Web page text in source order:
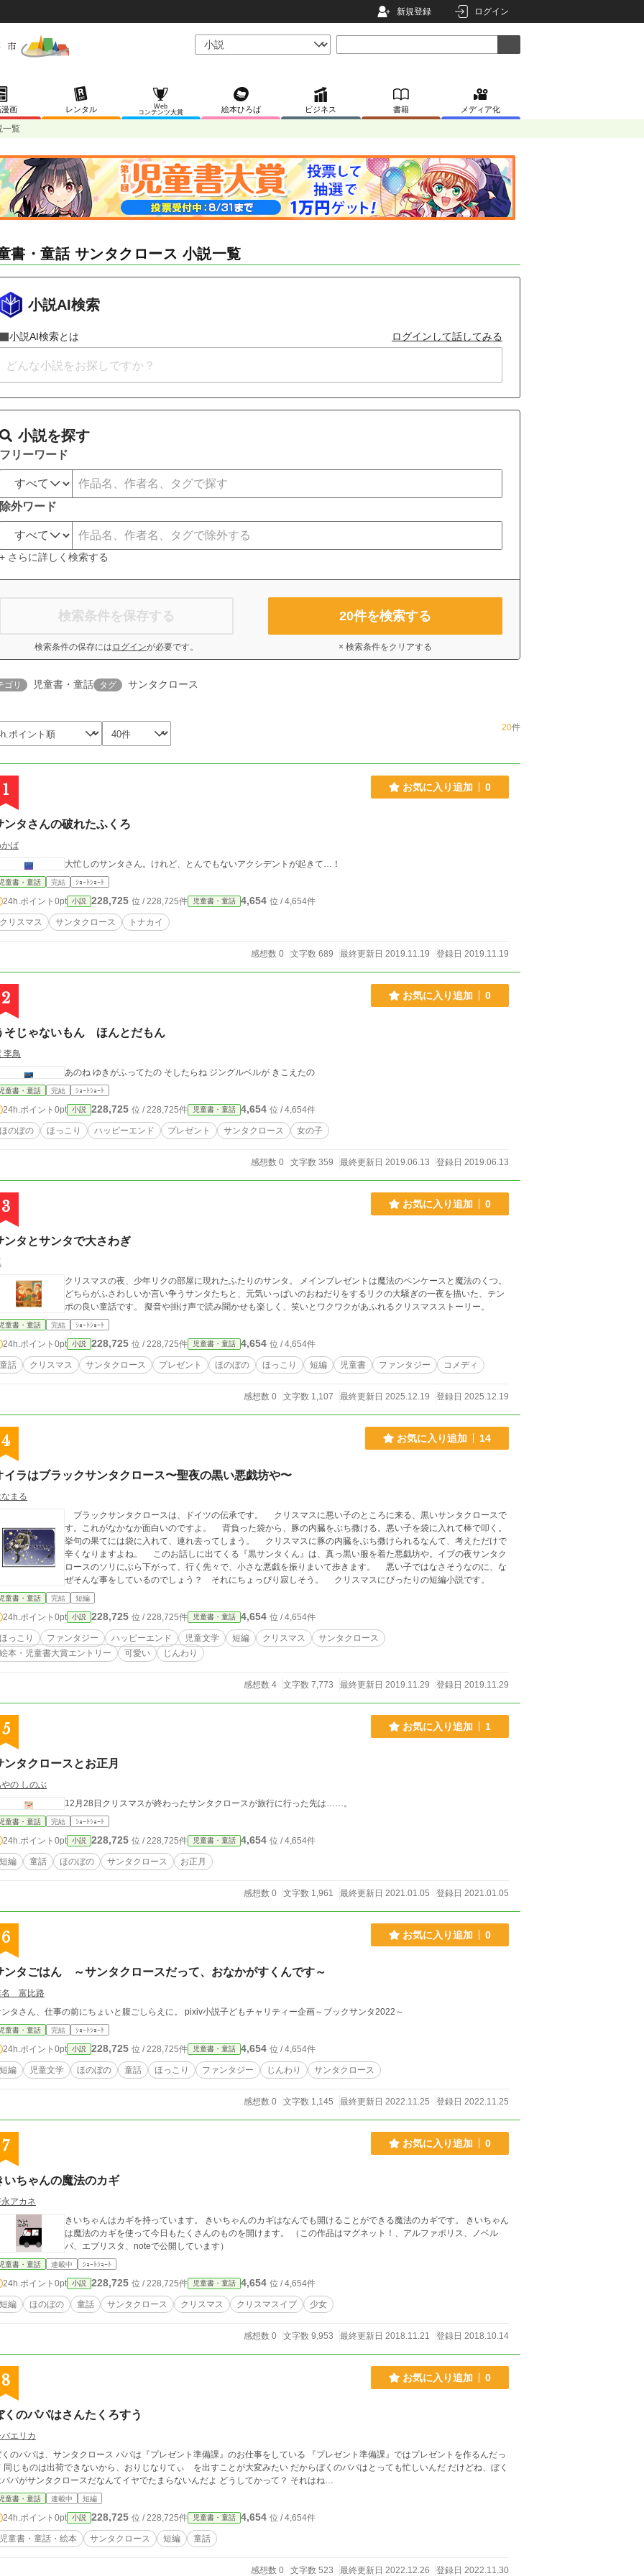
新規登録 ログイン
画 レンタル
Web
コンテンツ大賞
絵本ひろば ビジネス 書籍 メディア化
一覧
書・童話 サンタクロース 小説一覧
小説AI検索
小説AI検索とは ログインして話してみる
小説を探す
フリーワード
除外ワード
+ さらに詳しく検索する
検索条件を保存する
検索条件の保存には ログインが必要です。
20件を検索する
× 検索条件をクリアする
ゴリ 児童書・童話 タグ サンタクロース
20件
1 お気に入り追加 0
ンタさんの破れたふくろ
ば
大忙しのサンタさん。けれど、とんでもないアクシデントが起きて…！
童書・童話 完結 ｼｮｰﾄｼｮｰﾄ
24h.ポイント 0pt 小説 228,725 位 / 228,725件 児童書・童話 4,654 位 / 4,654件
クリスマス サンタクロース トナカイ
感想数 0 文字数 689 最終更新日 2019.11.19 登録日 2019.11.19
2 お気に入り追加 0
そじゃないもん ほんとだもん
李鳥
あのね ゆきがふってたの そしたらね ジングルベルが きこえたの
童書・童話 完結 ｼｮｰﾄｼｮｰﾄ
24h.ポイント 0pt 小説 228,725 位 / 228,725件 児童書・童話 4,654 位 / 4,654件
ほのぼの ほっこり ハッピーエンド プレゼント サンタクロース 女の子
感想数 0 文字数 359 最終更新日 2019.06.13 登録日 2019.06.13
3 お気に入り追加 0
ンタとサンタで大さわぎ
クリスマスの夜、少年リクの部屋に現れたふたりのサンタ。 メインプレゼントは魔法のペンケースと魔法のくつ。
どちらがふさわしいか言い争うサンタたちと、元気いっぱいのおねだりをするリクの大騒ぎの一夜を描いた、テン
ポの良い童話です。 擬音や掛け声で読み聞かせも楽しく、笑いとワクワクがあふれるクリスマスストーリー。
童書・童話 完結 ｼｮｰﾄｼｮｰﾄ
24h.ポイント 0pt 小説 228,725 位 / 228,725件 児童書・童話 4,654 位 / 4,654件
童話 クリスマス サンタクロース プレゼント ほのぼの ほっこり 短編 児童書 ファンタジー コメディ
感想数 0 文字数 1,107 最終更新日 2025.12.19 登録日 2025.12.19
4 お気に入り追加 14
イラはブラックサンタクロース〜聖夜の黒い悪戯坊や〜
まる
ブラックサンタクロースは、ドイツの伝承です。 クリスマスに悪い子のところに来る、黒いサンタクロースで
す。これがなかなか面白いのですよ。 背負った袋から、豚の内臓をぶち撒ける。悪い子を袋に入れて棒で叩く。
挙句の果てには袋に入れて、連れ去ってしまう。 クリスマスに豚の内臓をぶち撒けられるなんて、考えただけで
辛くなりますよね。 このお話しに出てくる『黒サンタくん』は、真っ黒い服を着た悪戯坊や。イブの夜サンタク
ロースのソリにぶら下がって、行く先々で、小さな悪戯を振りまいて歩きます。 悪い子ではなさそうなのに、な
ぜそんな事をしているのでしょう？ それにちょっぴり寂しそう。 クリスマスにぴったりの短編小説です。
童書・童話 完結 短編
24h.ポイント 0pt 小説 228,725 位 / 228,725件 児童書・童話 4,654 位 / 4,654件
ほっこり ファンタジー ハッピーエンド 児童文学 短編 クリスマス
サンタクロース
絵本・児童書大賞エントリー
可愛い じんわり
感想数 4 文字数 7,773 最終更新日 2019.11.29 登録日 2019.11.29
5 お気に入り追加 1
ンタクロースとお正月
の しのぶ
12月28日クリスマスが終わったサンタクロースが旅行に行った先は……。
童書・童話 完結 ｼｮｰﾄｼｮｰﾄ
24h.ポイント 0pt 小説 228,725 位 / 228,725件 児童書・童話 4,654 位 / 4,654件
短編 童話 ほのぼの サンタクロース お正月
感想数 0 文字数 1,961 最終更新日 2021.01.05 登録日 2021.01.05
6 お気に入り追加 0
ンタごはん ～サンタクロースだって、おなかがすくんです～
名 富比路
サンタさん、仕事の前にちょいと腹ごしらえに。 pixiv小説子どもチャリティー企画～ブックサンタ2022～
童書・童話 完結 ｼｮｰﾄｼｮｰﾄ
24h.ポイント 0pt 小説 228,725 位 / 228,725件 児童書・童話 4,654 位 / 4,654件
短編 児童文学 ほのぼの 童話 ほっこり ファンタジー じんわり サンタクロース
感想数 0 文字数 1,145 最終更新日 2022.11.25 登録日 2022.11.25
7 お気に入り追加 0
いちゃんの魔法のカギ
アカネ
きいちゃんはカギを持っています。 きいちゃんのカギはなんでも開けることができる魔法のカギです。 きいちゃん
は魔法のカギを使って今日もたくさんのものを開けます。 （この作品はマグネット！、アルファポリス、ノベル
バ、エブリスタ、noteで公開しています）
童書・童話 連載中 ｼｮｰﾄｼｮｰﾄ
24h.ポイント 0pt 小説 228,725 位 / 228,725件 児童書・童話 4,654 位 / 4,654件
短編 ほのぼの 童話 サンタクロース クリスマス クリスマスイブ 少女
感想数 0 文字数 9,953 最終更新日 2018.11.21 登録日 2018.10.14
8 お気に入り追加 0
くのパパはさんたくろすう
エリカ
のパパは、サンタクロース パパは『プレゼント準備課』のお仕事をしている 『プレゼント準備課』ではプレゼントを作るんだっ
どね、ぼく
はパパがサンタクロースだなんてイヤでたまらないんだよ どうしてかって？ それはね…
童書・童話 連載中 短編
24h.ポイント 0pt 小説 228,725 位 / 228,725件 児童書・童話 4,654 位 / 4,654件
児童書・童話・絵本 サンタクロース 短編 童話
感想数 0 文字数 523 最終更新日 2022.12.26 登録日 2022.11.30